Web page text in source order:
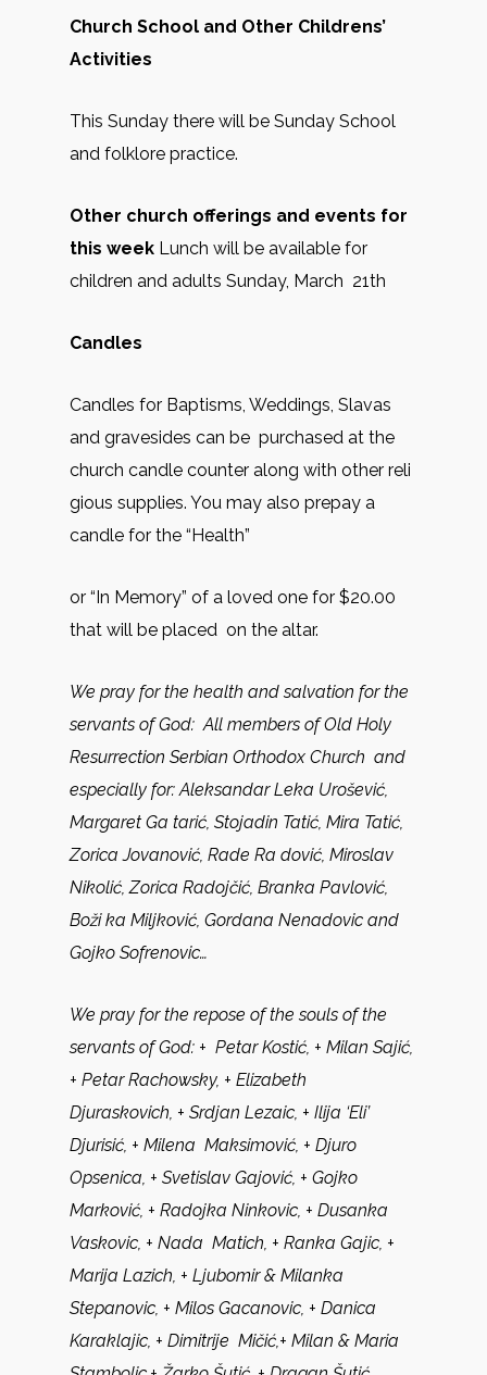
Church School and Other Childrens’
Activities
This Sunday there will be Sunday School
and folklore practice.
Other church offerings and events for
this week Lunch will be available for
children and adults Sunday, March 21th
Candles
Candles for Baptisms, Weddings, Slavas
and gravesides can be purchased at the
church candle counter along with other reli
gious supplies. You may also prepay a
candle for the “Health”
or “In Memory” of a loved one for $20.00
that will be placed on the altar.
We pray for the health and salvation for the
servants of God: All members of Old Holy
Resurrection Serbian Orthodox Church and
especially for: Aleksandar Leka Urošević,
Margaret Ga tarić, Stojadin Tatić, Mira Tatić,
Zorica Jovanović, Rade Ra dović, Miroslav
Nikolić, Zorica Radojčić, Branka Pavlović,
Boži ka Miljković, Gordana Nenadovic and
Gojko Sofrenovic…
We pray for the repose of the souls of the
servants of God: + Petar Kostić, + Milan Sajić,
+ Petar Rachowsky, + Elizabeth
Djuraskovich, + Srdjan Lezaic, + Ilija ‘Eli’
Djurisić, + Milena Maksimović, + Djuro
Opsenica, + Svetislav Gajović, + Gojko
Marković, + Radojka Ninkovic, + Dusanka
Vaskovic, + Nada Matich, + Ranka Gajic, +
Marija Lazich, + Ljubomir & Milanka
Stepanovic, + Milos Gacanovic, + Danica
Karaklajic, + Dimitrije Mičić,+ Milan & Maria